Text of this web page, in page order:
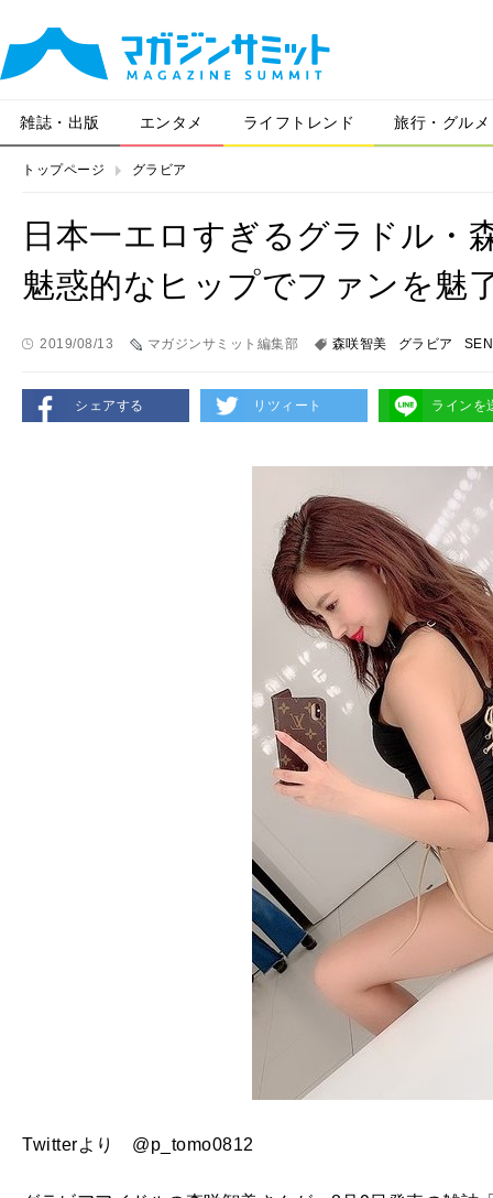
雑誌・出版 エンタメ ライフトレンド 旅行・グルメ
トップページ グラビア
日本一エロすぎるグラドル・
魅惑的なヒップでファンを魅
2019/08/13 マガジンサミット編集部 森咲智美 グラビア
シェアする リツィート ラインを
Twitterより @p_tomo0812